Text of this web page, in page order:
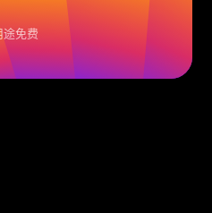
途免费